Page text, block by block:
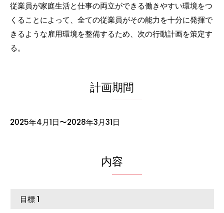
従業員が家庭生活と仕事の両立ができる働きやすい環境をつ
くることによって、全ての従業員がその能力を十分に発揮で
きるような雇用環境を整備するため、次の行動計画を策定す
る。
計画期間
2025年4月1日〜2028年3月31日
内容
目標 1